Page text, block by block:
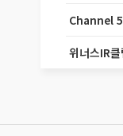
Channel 5
위너스IR클